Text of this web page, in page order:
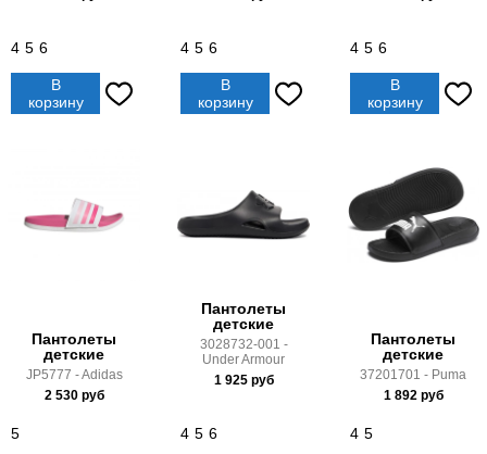
4 5 6
В
корзину
4 5 6
В
корзину
4 5 6
В
корзину
Пантолеты
детские
JP5777 - Adidas
2 530руб
5
Пантолеты
детские
3028732-001 -
Under Armour
1 925руб
4 5 6
Пантолеты
детские
37201701 - Puma
1 892руб
4 5